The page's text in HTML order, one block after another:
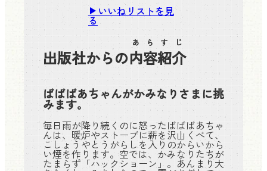
いいねリストを見
る
出版社からの内容紹介
あらすじ
ばばばあちゃんがかみなりさまに挑
みます。
毎日雨が降り続くのに怒ったばばばあちゃ
んは、暖炉やストーブに薪を沢山くべて、
こしょうやとうがらしを入りのからいから
い煙を作ります。空では、かみなりたちが
たまらず「ハックショーン」。あんまり大